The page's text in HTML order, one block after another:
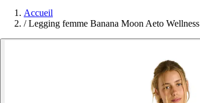
Accueil
/ Legging femme Banana Moon Aeto Wellness